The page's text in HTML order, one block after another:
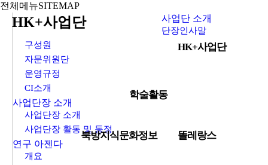
HK+사업단
학술활동
북방지식문화정보 똘레랑스
전체메뉴SITEMAP
HK+사업단 사업단 소개
단장인사말
구성원
자문위원단
운영규정
CI소개
사업단장 소개
사업단장 소개
사업단장 활동 및 동정
연구 아젠다
개요